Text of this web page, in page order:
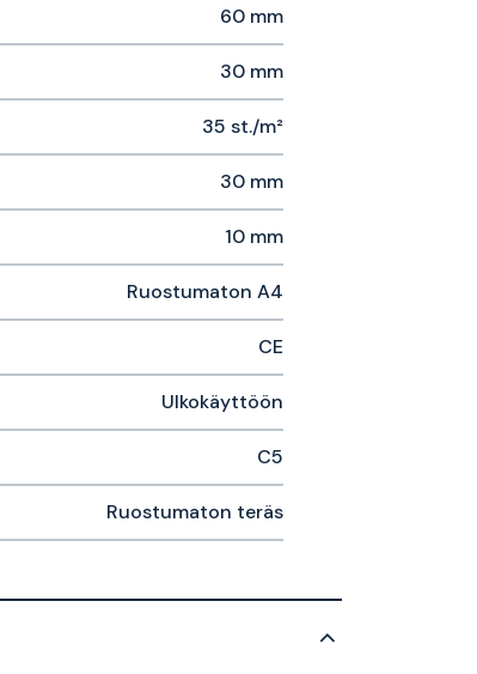
60 mm
30 mm
35 st./m²
30 mm
10 mm
Ruostumaton A4
CE
Ulkokäyttöön
C5
Ruostumaton teräs